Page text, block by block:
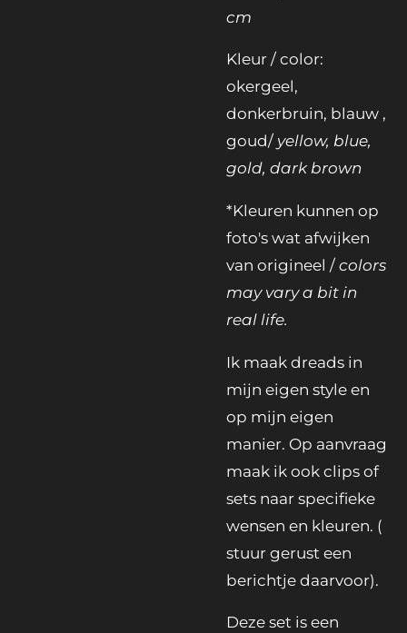
cm
Kleur / color:
okergeel,
donkerbruin, blauw ,
goud/ yellow, blue,
gold, dark brown
*Kleuren kunnen op
foto's wat afwijken
van origineel / colors
may vary a bit in
real life.
Ik maak dreads in
mijn eigen style en
op mijn eigen
manier. Op aanvraag
maak ik ook clips of
sets naar specifieke
wensen en kleuren. (
stuur gerust een
berichtje daarvoor).
Deze set is een